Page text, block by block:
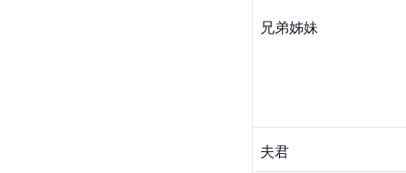
兄弟姊妹
夫君